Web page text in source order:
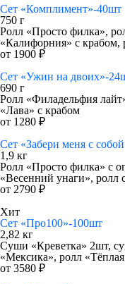
Сет «Комплимент»-40шт
750 г
Ролл «Просто филка»,
«Калифорния» с крабом,
от 1900 ₽
Сет «Ужин на двоих»-
690 г
Ролл «Филадельфия
«Лава» с крабом
от 1280 ₽
Сет «Забери меня с
1,9 кг
Ролл «Просто филка» с
«Весенний унаги», ролл
от 2790 ₽
Хит
Сет «Про100»-100шт
2,82 кг
Суши «Креветка» 2шт,
«Мексика», ролл
от 3580 ₽